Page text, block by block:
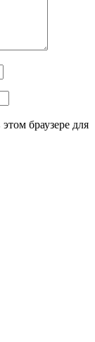
браузере для